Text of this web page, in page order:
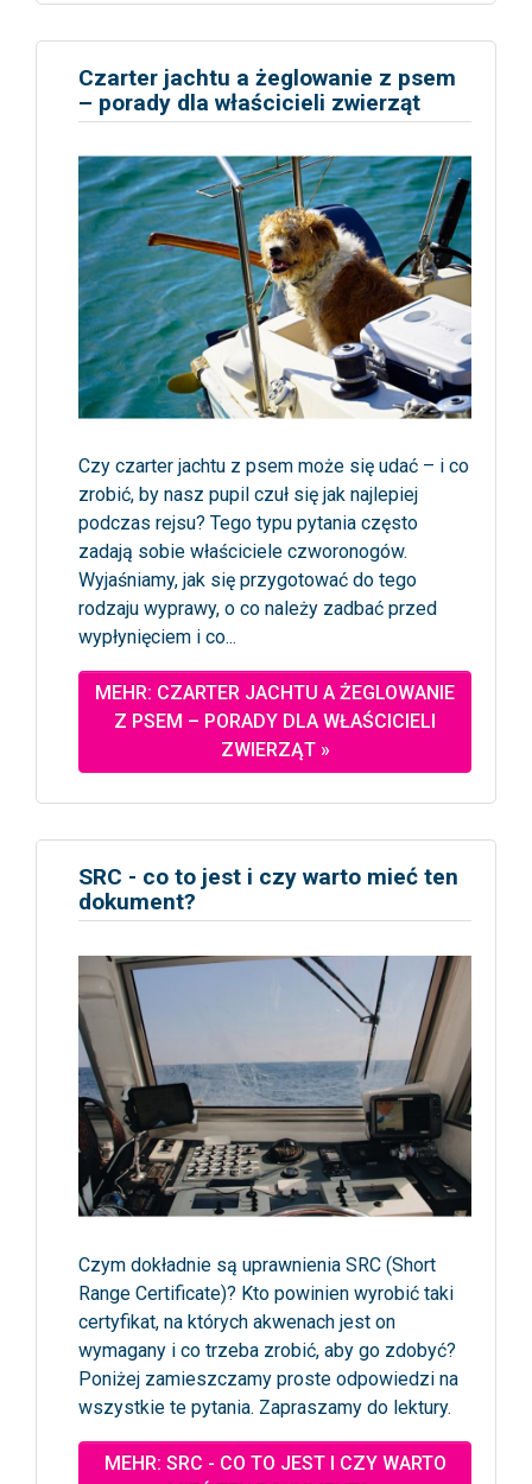
Czarter jachtu a żeglowanie z psem
– porady dla właścicieli zwierząt
Czy czarter jachtu z psem może się udać – i co
zrobić, by nasz pupil czuł się jak najlepiej
podczas rejsu? Tego typu pytania często
zadają sobie właściciele czworonogów.
Wyjaśniamy, jak się przygotować do tego
rodzaju wyprawy, o co należy zadbać przed
wypłynięciem i co...
MEHR: CZARTER JACHTU A ŻEGLOWANIE
Z PSEM – PORADY DLA WŁAŚCICIELI
ZWIERZĄT »
SRC - co to jest i czy warto mieć ten
dokument?
Czym dokładnie są uprawnienia SRC (Short
Range Certificate)? Kto powinien wyrobić taki
certyfikat, na których akwenach jest on
wymagany i co trzeba zrobić, aby go zdobyć?
Poniżej zamieszczamy proste odpowiedzi na
wszystkie te pytania. Zapraszamy do lektury.
MEHR: SRC - CO TO JEST I CZY WARTO